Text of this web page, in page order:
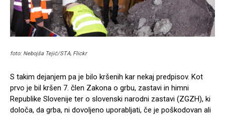
foto: Nebojša Tejić/STA, Flickr
S takim dejanjem pa je bilo kršenih kar nekaj predpisov. Kot
prvo je bil kršen 7. člen Zakona o grbu, zastavi in himni
Republike Slovenije ter o slovenski narodni zastavi (ZGZH), ki
določa, da grba, ni dovoljeno uporabljati, če je poškodovan ali